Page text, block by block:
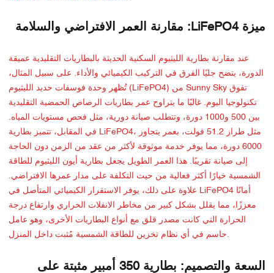
ميزة LiFePO4: مقارنة العمر الافتراضي والسلامة
عند مقارنة بطارية الليثيوم السكنية الحديثة بالبطاريات التقليدية عميقة
الدورة، يتضح جليًا الفرق في التركيب الكيميائي والأداء. على سبيل المثال،
تُظهر وحدة فوسفات حديد الليثيوم (LiFePO4) من Sunny Sky تفوق
تكنولوجيا اليوم. غالبًا ما يتراوح عمر بطاريات الرصاص الحمضية التقليدية
بين 500 و1000 دورة، وتتطلب صيانة دورية، مثل فحص مستويات المياه.
في المقابل، تتميز بطارية LiFePO4، مثل طراز 51.2 فولت، بعمر يتجاوز
6000 دورة، مما يوفر خدمة موثوقة لأكثر من عقد من الزمن دون الحاجة
إلى صيانة تقريبًا. هذا العمر الطويل يجعل بطارية أيون الليثيوم للطاقة
الشمسية خيارًا أكثر فعالية من حيث التكلفة على مدار عمرها الافتراضي.
علاوة على ذلك، يوفر الاستقرار الكيميائي المتأصل في LiFePO4 أمانًا
معززًا، مما يقلل بشكل كبير من مخاطر الانفلات الحراري وارتفاع درجة
الحرارة التي كانت مصدر قلق مع أنواع البطاريات الأخرى، وهو عامل
حاسم في أي نظام تخزين للطاقة الشمسية مُثبت داخل المنزل.
السعة والتصميم: بطارية 350 أمبير مثبتة على